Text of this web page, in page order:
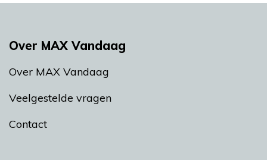
Over MAX Vandaag
Over MAX Vandaag
Veelgestelde vragen
Contact